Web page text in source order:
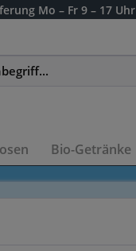
Mo – Fr 9 – 17 Uhr
Bio-Getränke